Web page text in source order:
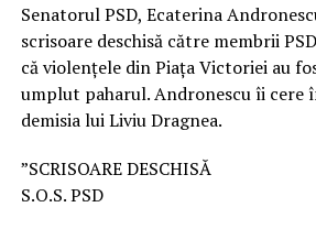
Senatorul PSD, Ecaterina
scrisoare deschisă către membrii
că violențele din Piața Victoriei au
umplut paharul. Andronescu îi cere
demisia lui Liviu Dragnea.
”SCRISOARE DESCHISĂ
S.O.S. PSD